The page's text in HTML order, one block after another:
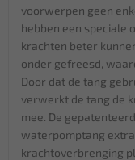
voorwerpen geen
hebben een speciale
krachten beter
onder gefreesd,
Door dat de tang
verwerkt de tang de
mee. De
waterpomptang
krachtoverbrenging